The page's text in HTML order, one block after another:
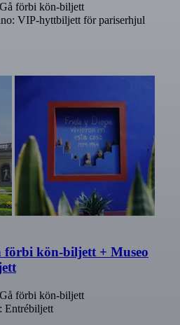
förbi kön-biljett
VIP-hyttbiljett för pariserhjul
förbi kön-biljett + Museo
förbi kön-biljett
Entrébiljett